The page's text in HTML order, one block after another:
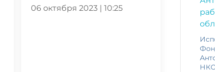
06 октября 2023 | 10:25